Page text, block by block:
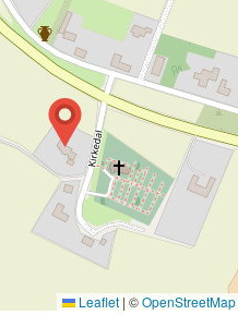
Leaflet | ©OpenStreetMap